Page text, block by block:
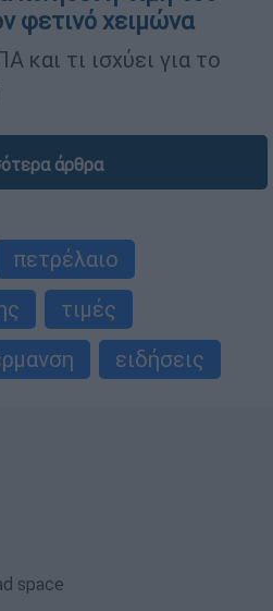
φετινό χειμώνα
και τι ισχύει για το
άρθρα
πετρέλαιο
τιμές
ειδήσεις